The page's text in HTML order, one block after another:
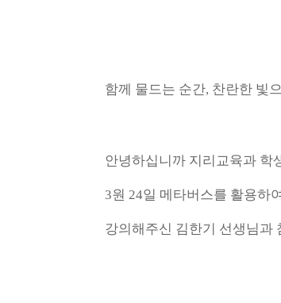
함께 물드는 순간, 찬란한 빛
안녕하십니까 지리교육과 학
3원 24일 메타버스를 활용하
강의해주신 김한기 선생님과